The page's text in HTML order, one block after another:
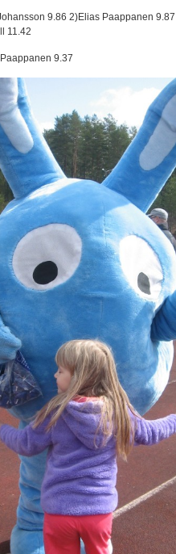
9.86 2)Elias Paappanen
11.42
9.37